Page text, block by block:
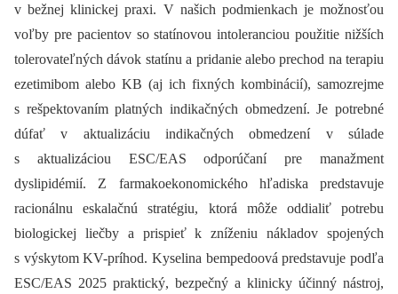
v bežnej klinickej praxi. V našich podmienkach je možnosťou
voľby pre pacientov so statínovou intoleranciou použitie nižších
tolerovateľných dávok statínu a pridanie alebo prechod na terapiu
ezetimibom alebo KB (aj ich fixných kombinácií), samozrejme
s rešpektovaním platných indikačných obmedzení. Je potrebné
dúfať v aktualizáciu indikačných obmedzení v súlade
s aktualizáciou ESC/EAS odporúčaní pre manažment
dyslipidémií. Z farmakoekonomického hľadiska predstavuje
racionálnu eskalačnú stratégiu, ktorá môže oddialiť potrebu
biologickej liečby a prispieť k zníženiu nákladov spojených
s výskytom KV-príhod. Kyselina bempedoová predstavuje podľa
ESC/EAS 2025 praktický, bezpečný a klinicky účinný nástroj,